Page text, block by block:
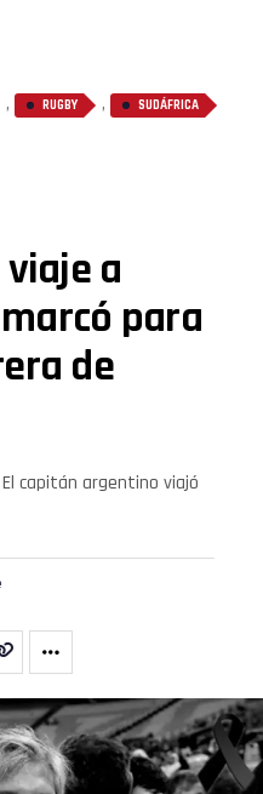
, RUGBY , SUDÁFRICA
a
para
de
capitán argentino viajó